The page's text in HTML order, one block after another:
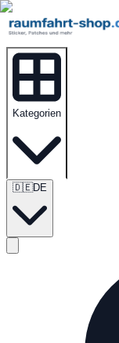
Kategorien
🇩🇪DE